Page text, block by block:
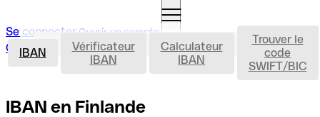
Se connecter Ouvrir un compte
Ouvrir un compte IBAN
IBAN
Vérificateur
IBAN
Calculateur
IBAN
Trouver le
code
SWIFT/BIC
IBAN en Finlande